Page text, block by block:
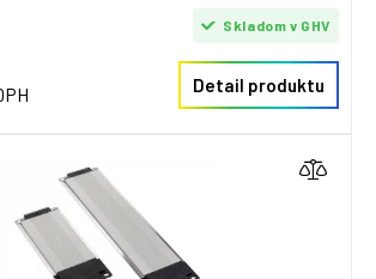
Skladom v GHV
Detail produktu